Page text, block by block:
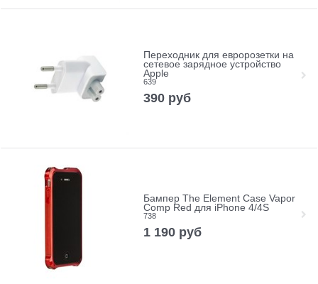
Переходник для евророзетки на
сетевое зарядное устройство
Apple
639
390 руб
Бампер The Element Case Vapor
Comp Red для iPhone 4/4S
738
1 190 руб